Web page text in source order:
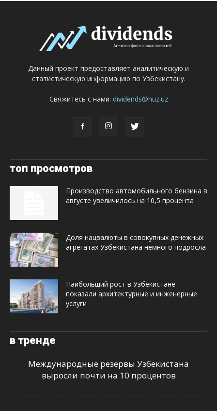
Данный проект предоставляет аналитическую и
статистическую информацию по Узбекистану.
Свяжитесь с нами: dividends@nuz.uz
топ просмотров
Производство автомобильного бензина в
августе увеличилось на 10,5 процента
Доля нацвалюты в совокупных денежных
агрегатах Узбекистана немного подросла
Наибольший рост в Узбекистане
показали архитектурные и инженерные
услуги
в тренде
Международные резервы Узбекистана
выросли почти на 10 процентов